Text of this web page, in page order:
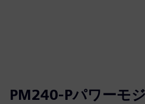
PM240-Pパワーモ